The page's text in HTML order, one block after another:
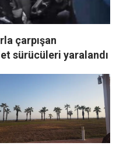
çarpışan
sürücüleri yaralandı